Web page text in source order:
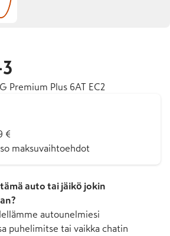
Premium Plus 6AT EC2
€
maksuvaihtoehdot
auto tai jäikö jokin
autounelmiesi
puhelimitse tai vaikka chatin